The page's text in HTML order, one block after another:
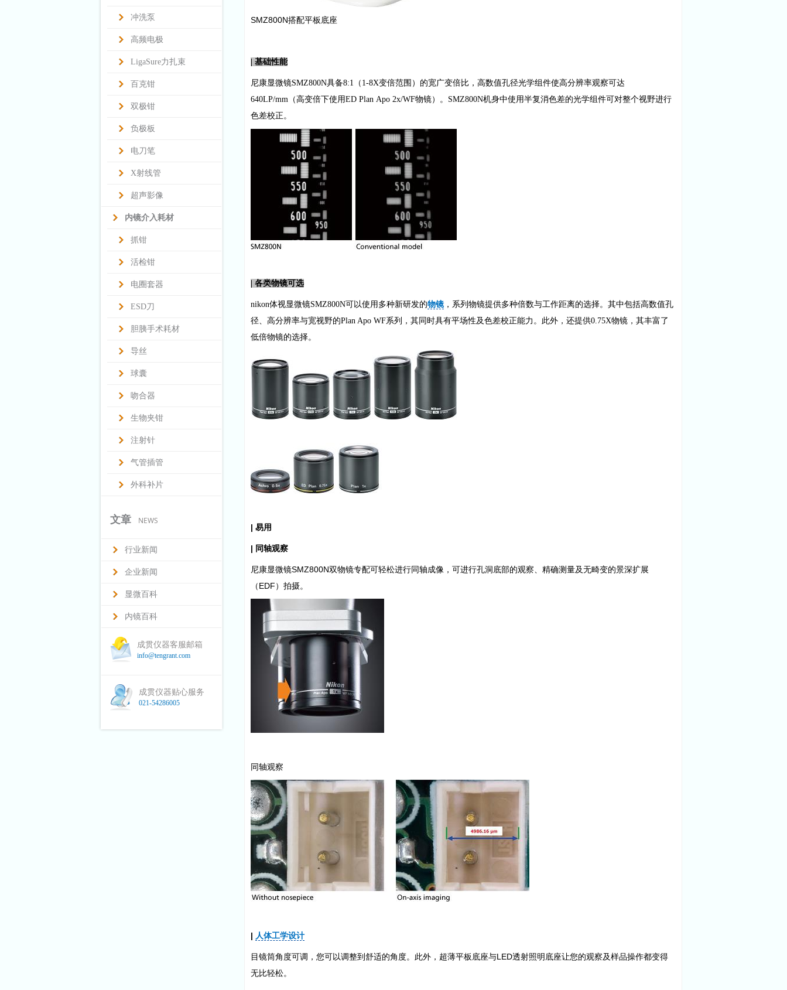
冲洗泵
高频电极
LigaSure力扎束
百克钳
双极钳
负极板
电刀笔
X射线管
超声影像
内镜介入耗材
抓钳
活检钳
电圈套器
ESD刀
胆胰手术耗材
导丝
球囊
吻合器
生物夹钳
注射针
气管插管
外科补片
文章 NEWS
行业新闻
企业新闻
显微百科
内镜百科
成贯仪器客服邮箱
info@tengrant.com
成贯仪器贴心服务
021-54286005
SMZ800N搭配平板底座
基础性能
尼康显微镜SMZ800N具备8:1（1-8X变倍范围）的宽广变倍比，高数值孔径光学组件使高分辨率观察可达
640LP/mm（高变倍下使用ED Plan Apo 2x/WF物镜）。SMZ800N机身中使用半复消色差的光学组件可对整个视野进行
色差校正。
各类物镜可选
nikon体视显微镜SMZ800N可以使用多种新研发的物镜 ，系列物镜提供多种倍数与工作距离的选择。其中包括高数值孔
径、高分辨率与宽视野的Plan Apo WF系列，其同时具有平场性及色差校正能力。此外，还提供0.75X物镜，其丰富了
低倍物镜的选择。
| 易用
| 同轴观察
尼康显微镜SMZ800N双物镜专配可轻松进行同轴成像，可进行孔洞底部的观察、精确测量及无畸变的景深扩展
（EDF）拍摄。
同轴观察
| 人体工学设计
目镜筒角度可调，您可以调整到舒适的角度。此外，超薄平板底座与LED透射照明底座让您的观察及样品操作都变得
无比轻松。